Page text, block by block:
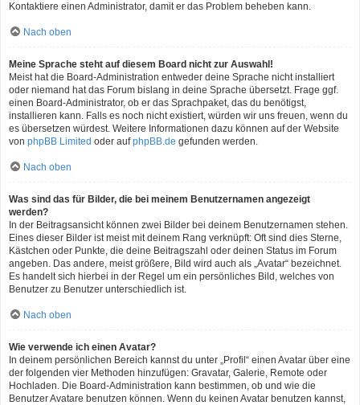
Kontaktiere einen Administrator, damit er das Problem beheben kann.
Nach oben
Meine Sprache steht auf diesem Board nicht zur Auswahl!
Meist hat die Board-Administration entweder deine Sprache nicht installiert
oder niemand hat das Forum bislang in deine Sprache übersetzt. Frage ggf.
einen Board-Administrator, ob er das Sprachpaket, das du benötigst,
installieren kann. Falls es noch nicht existiert, würden wir uns freuen, wenn du
es übersetzen würdest. Weitere Informationen dazu können auf der Website
von phpBB Limited oder aufphpBB.de gefunden werden.
Nach oben
Was sind das für Bilder, die bei meinem Benutzernamen angezeigt
werden?
In der Beitragsansicht können zwei Bilder bei deinem Benutzernamen stehen.
Eines dieser Bilder ist meist mit deinem Rang verknüpft: Oft sind dies Sterne,
Kästchen oder Punkte, die deine Beitragszahl oder deinen Status im Forum
angeben. Das andere, meist größere, Bild wird auch als „Avatar“ bezeichnet.
Es handelt sich hierbei in der Regel um ein persönliches Bild, welches von
Benutzer zu Benutzer unterschiedlich ist.
Nach oben
Wie verwende ich einen Avatar?
In deinem persönlichen Bereich kannst du unter „Profil“ einen Avatar über eine
der folgenden vier Methoden hinzufügen: Gravatar, Galerie, Remote oder
Hochladen. Die Board-Administration kann bestimmen, ob und wie die
Benutzer Avatare benutzen können. Wenn du keinen Avatar benutzen kannst,